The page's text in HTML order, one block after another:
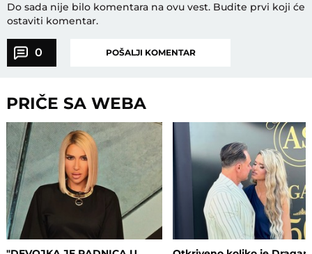
Do sada nije bilo komentara na ovu vest. Budite prvi koji će
ostaviti komentar.
0 POŠALJI KOMENTAR
PRIČE SA WEBA